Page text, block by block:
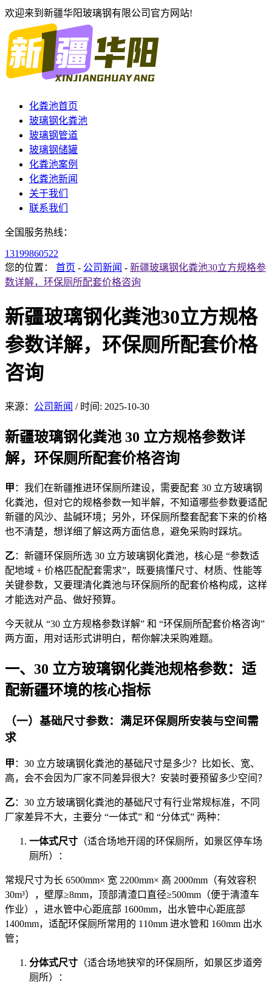
欢迎来到新疆华阳玻璃钢有限公司官方网站!
化粪池首页
玻璃钢化粪池
玻璃钢管道
玻璃钢储罐
化粪池案例
化粪池新闻
关于我们
联系我们
全国服务热线：
13199860522
您的位置： 首页 - 公司新闻 - 新疆玻璃钢化粪池30立方规格参
数详解，环保厕所配套价格咨询
新疆玻璃钢化粪池30立方规格
参数详解，环保厕所配套价格
咨询
来源： 公司新闻 / 时间: 2025-10-30
新疆玻璃钢化粪池 30 立方规格参数详
解，环保厕所配套价格咨询
甲 ：我们在新疆推进环保厕所建设，需要配套 30 立方玻璃钢
化粪池，但对它的规格参数一知半解，不知道哪些参数要适配
新疆的风沙、盐碱环境；另外，环保厕所整套配套下来的价格
也不清楚，想详细了解这两方面信息，避免采购时踩坑。
乙：新疆环保厕所选 30 立方玻璃钢化粪池，核心是 “参数适
配地域 + 价格匹配配套需求”，既要搞懂尺寸、材质、性能等
关键参数，又要理清化粪池与环保厕所的配套价格构成，这样
才能选对产品、做好预算。
今天就从 “30 立方规格参数详解” 和 “环保厕所配套价格咨询”
两方面，用对话形式讲明白，帮你解决采购难题。
一、30 立方玻璃钢化粪池规格参数：适
配新疆环境的核心指标
（一）基础尺寸参数：满足环保厕所安装与空间需
求
甲 ：30 立方玻璃钢化粪池的基础尺寸是多少？比如长、宽、
高，会不会因为厂家不同差异很大？安装时要预留多少空间？
乙：30 立方玻璃钢化粪池的基础尺寸有行业常规标准，不同
厂家差异不大，主要分 “一体式” 和 “分体式” 两种：
一体式尺寸 （适合场地开阔的环保厕所，如景区停车场
厕所）：
常规尺寸为长 6500mm× 宽 2200mm× 高 2000mm（有效容积
30m³），壁厚≥8mm，顶部清渣口直径≥500mm（便于清渣车
作业），进水管中心距底部 1600mm，出水管中心距底部
1400mm，适配环保厕所常用的 110mm 进水管和 160mm 出水
管；
分体式尺寸 （适合场地狭窄的环保厕所，如景区步道旁
厕所）：